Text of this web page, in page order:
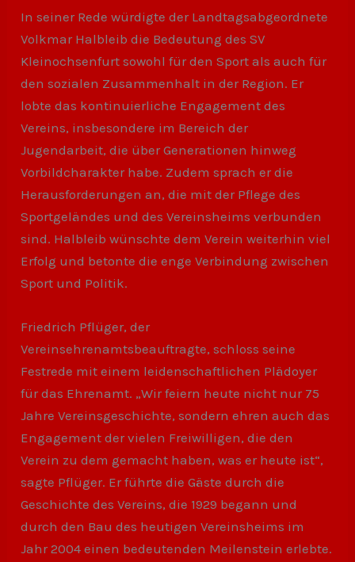
In seiner Rede würdigte der Landtagsabgeordnete
Volkmar Halbleib die Bedeutung des SV
Kleinochsenfurt sowohl für den Sport als auch für
den sozialen Zusammenhalt in der Region. Er
lobte das kontinuierliche Engagement des
Vereins, insbesondere im Bereich der
Jugendarbeit, die über Generationen hinweg
Vorbildcharakter habe. Zudem sprach er die
Herausforderungen an, die mit der Pflege des
Sportgeländes und des Vereinsheims verbunden
sind. Halbleib wünschte dem Verein weiterhin viel
Erfolg und betonte die enge Verbindung zwischen
Sport und Politik.
Friedrich Pflüger, der
Vereinsehrenamtsbeauftragte, schloss seine
Festrede mit einem leidenschaftlichen Plädoyer
für das Ehrenamt. „Wir feiern heute nicht nur 75
Jahre Vereinsgeschichte, sondern ehren auch das
Engagement der vielen Freiwilligen, die den
Verein zu dem gemacht haben, was er heute ist“,
sagte Pflüger. Er führte die Gäste durch die
Geschichte des Vereins, die 1929 begann und
durch den Bau des heutigen Vereinsheims im
Jahr 2004 einen bedeutenden Meilenstein erlebte.